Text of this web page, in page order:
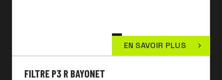
EN SAVOIR PLUS
FILTRE P3 R BAYONET